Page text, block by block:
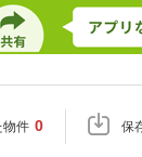
物件 0 保